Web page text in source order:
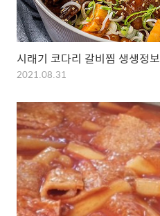
시래기 코다리 갈비찜 생생정보
2021.08.31